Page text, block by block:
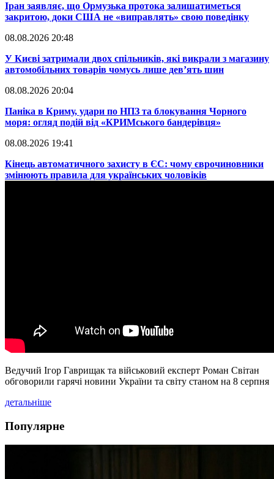
​Іран заявляє, що Ормузька протока залишатиметься
закритою, доки США не «виправлять» свою поведінку
08.08.2026 20:48
​У Києві затримали двох спільників, які викрали з магазину
автомобільних товарів чомусь лише дев’ять шин
08.08.2026 20:04
Паніка в Криму, удари по НПЗ та блокування Чорного
моря: огляд подій від «КРИМського бандерівця»
08.08.2026 19:41
​Кінець автоматичного захисту в ЄС: чому єврочиновники
змінюють правила для українських чоловіків
Ведучий Ігор Гаврищак та військовий експерт Роман Світан
обговорили гарячі новини України та світу станом на 8 серпня
детальніше
Популярне